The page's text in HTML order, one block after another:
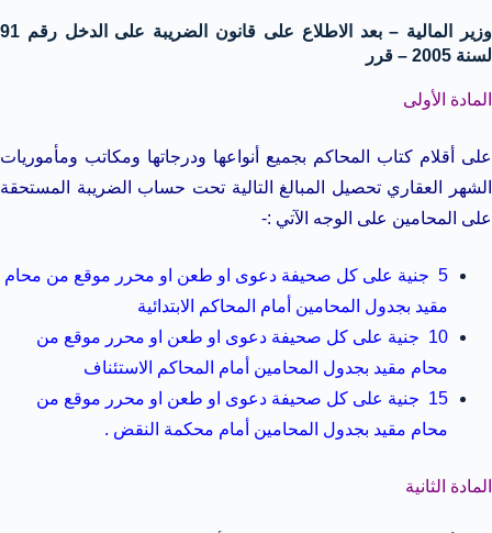
وزير المالية – بعد الاطلاع على قانون الضريبة على الدخل رقم 91
لسنة 2005 – قرر
المادة الأولى
على أقلام كتاب المحاكم بجميع أنواعها ودرجاتها ومكاتب ومأموريات
الشهر العقاري تحصيل المبالغ التالية تحت حساب الضريبة المستحقة
على المحامين على الوجه الآتي :-
5 جنية على كل صحيفة دعوى او طعن او محرر موقع من محام
مقيد بجدول المحامين أمام المحاكم الابتدائية
10 جنية على كل صحيفة دعوى او طعن او محرر موقع من
محام مقيد بجدول المحامين أمام المحاكم الاستئناف
15 جنية على كل صحيفة دعوى او طعن او محرر موقع من
محام مقيد بجدول المحامين أمام محكمة النقض .
المادة الثانية